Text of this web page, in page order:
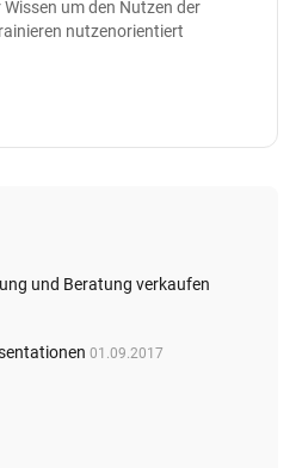
um den Nutzen der
nutzenorientiert
und Beratung verkaufen
01.09.2017